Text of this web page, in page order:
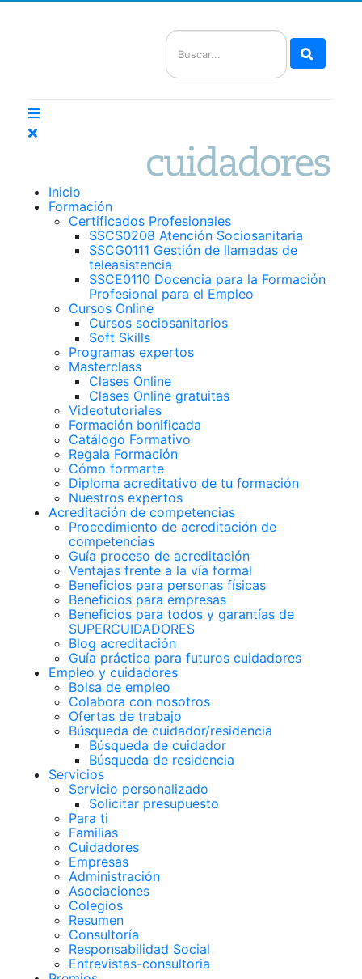
Inicio
Formación
Certificados Profesionales
SSCS0208 Atención Sociosanitaria
SSCG0111 Gestión de llamadas de
teleasistencia
SSCE0110 Docencia para la Formación
Profesional para el Empleo
Cursos Online
Cursos sociosanitarios
Soft Skills
Programas expertos
Masterclass
Clases Online
Clases Online gratuitas
Videotutoriales
Formación bonificada
Catálogo Formativo
Regala Formación
Cómo formarte
Diploma acreditativo de tu formación
Nuestros expertos
Acreditación de competencias
Procedimiento de acreditación de
competencias
Guía proceso de acreditación
Ventajas frente a la vía formal
Beneficios para personas físicas
Beneficios para empresas
Beneficios para todos y garantías de
SUPERCUIDADORES
Blog acreditación
Guía práctica para futuros cuidadores
Empleo y cuidadores
Bolsa de empleo
Colabora con nosotros
Ofertas de trabajo
Búsqueda de cuidador/residencia
Búsqueda de cuidador
Búsqueda de residencia
Servicios
Servicio personalizado
Solicitar presupuesto
Para ti
Familias
Cuidadores
Empresas
Administración
Asociaciones
Colegios
Resumen
Consultoría
Responsabilidad Social
Entrevistas-consultoria